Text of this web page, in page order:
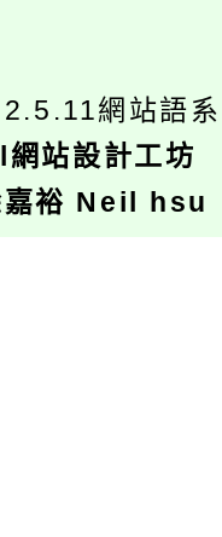
網站語
站設計工坊
嘉裕 Neil hsu